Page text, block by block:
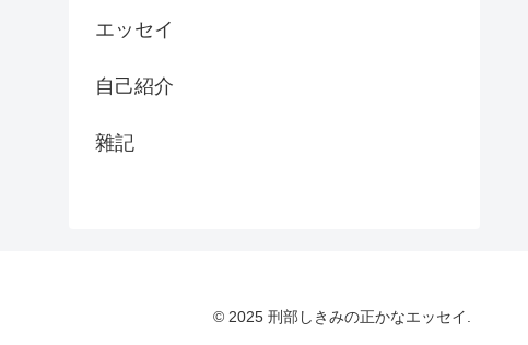
エッセイ
自己紹介
雜記
© 2025 刑部しきみの正かなエッセイ.